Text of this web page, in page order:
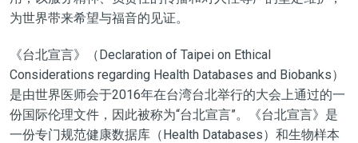
为世界带来希望与福音的见证。
《台北宣言》（Declaration of Taipei on Ethical
Considerations regarding Health Databases and Biobanks）
是由世界医师会于2016年在台湾台北举行的大会上通过的一
份国际伦理文件，因此被称为“台北宣言”。《台北宣言》是
一份专门规范健康数据库（Health Databases）和生物样本